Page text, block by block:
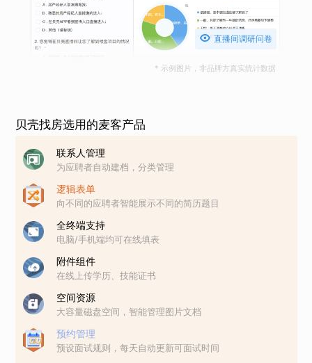
 直播间调研问卷
* 示例图片，非品牌方真实统计数据
贝壳找房选用的麦客产品
联系人管理
为应聘者自动建档，分类管理
逻辑表单
向不同的应聘者智能展示不同的简历题目
全终端支持
电脑/手机端均可在线填表
附件组件
在线上传学历、技能证书
空间资源
大容量磁盘空间，智能管理图片文档
预约管理
预设面试规则，每天自动更新可面试时间